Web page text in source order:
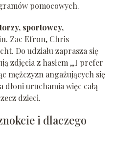
pomocowych.
sportowcy,
Zac Efron, Chris
Do udziału zaprasza się
zdjęcia z hasłem „I prefer
mężczyzn angażujących się
dłoni uruchamia więc całą
dzieci.
i dlaczego